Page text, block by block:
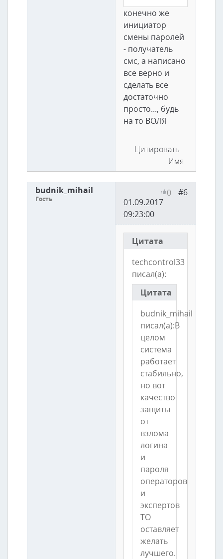
конечно же
инициатор
смены паролей
- получатель
смс, а написано
все верно и
сделать все
достаточно
просто..., будь
на то ВОЛЯ
Цитировать
Имя
budnik_mihail
Гость
#6
0
01.09.2017
09:23:00
Цитата
techcontrol33
писал(а):
Цитата
budnik_mihail
писал(а):В
целом
система
работает
стабильно,
но вот
качество
защиты
от
взлома
логина
и
пароля
операторов
и
экспертов
ТО
оставляет
желать
лучшего.